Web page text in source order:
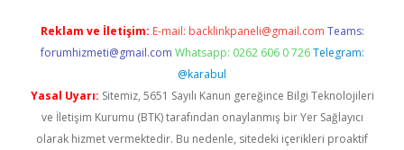
Reklam ve İletişim: E-mail: backlinkpaneli@gmail.com Teams:
forumhizmeti@gmail.com Whatsapp: 0262 606 0 726 Telegram:
@karabul
Yasal Uyarı: Sitemiz, 5651 Sayılı Kanun gereğince Bilgi Teknolojileri
ve İletişim Kurumu (BTK) tarafından onaylanmış bir Yer Sağlayıcı
olarak hizmet vermektedir. Bu nedenle, sitedeki içerikleri proaktif